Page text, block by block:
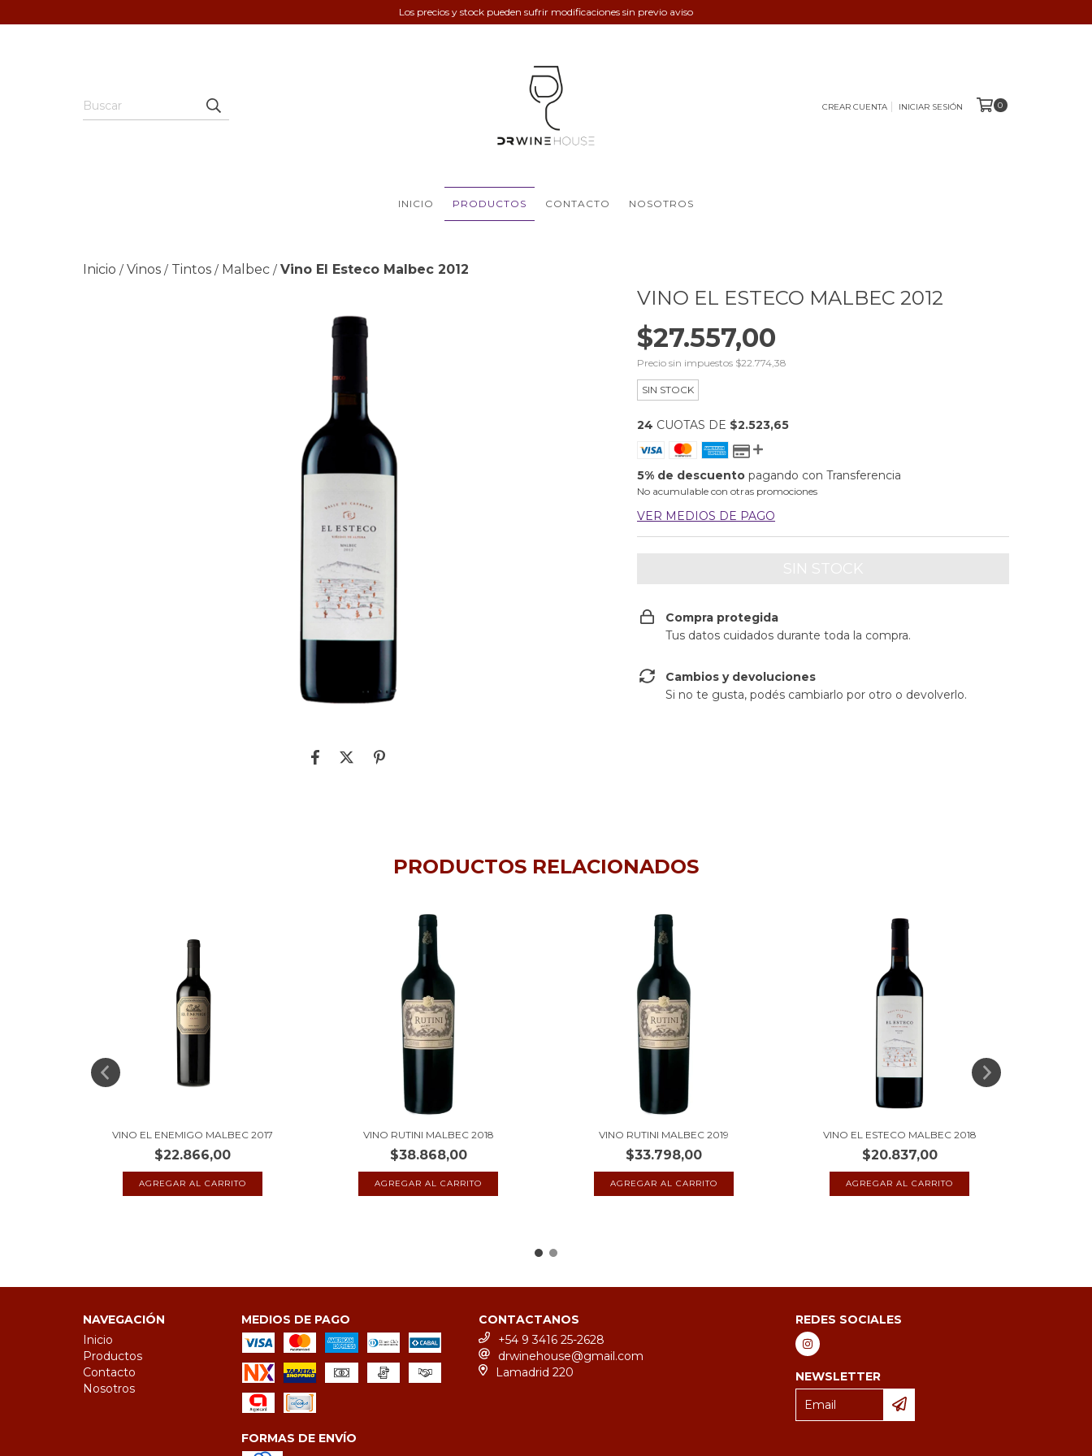
Los precios y stock pueden sufrir modificaciones sin previo aviso
CREAR CUENTA INICIAR SESIÓN 0
INICIO PRODUCTOS CONTACTO NOSOTROS
Inicio / Vinos / Tintos / Malbec / Vino El Esteco Malbec 2012
VINO EL ESTECO MALBEC 2012
$27.557,00
Precio sin impuestos $22.774,38
SIN STOCK
24 CUOTAS DE $2.523,65
5% de descuento pagando con Transferencia
No acumulable con otras promociones
VER MEDIOS DE PAGO
Compra protegida
Tus datos cuidados durante toda la compra.
Cambios y devoluciones
Si no te gusta, podés cambiarlo por otro o devolverlo.
PRODUCTOS RELACIONADOS
VINO EL ENEMIGO MALBEC 2017
$22.866,00
VINO RUTINI MALBEC 2018
$38.868,00
VINO RUTINI MALBEC 2019
$33.798,00
VINO EL ESTECO MALBEC 2018
$20.837,00
NAVEGACIÓN
Inicio
Productos
Contacto
Nosotros
MEDIOS DE PAGO
FORMAS DE ENVÍO
CONTACTANOS
+54 9 3416 25-2628
drwinehouse@gmail.com
Lamadrid 220
REDES SOCIALES
NEWSLETTER